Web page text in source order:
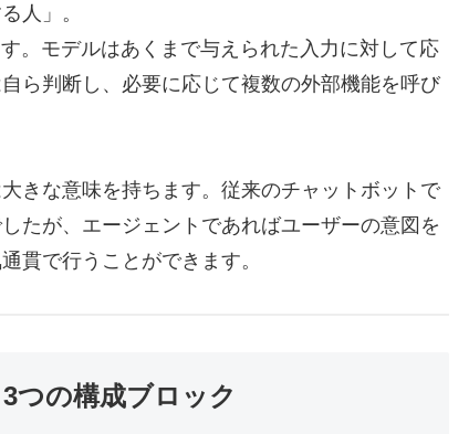
人」。
。モデルはあくまで与えられた入力に対して応
ら判断し、必要に応じて複数の外部機能を呼び
きな意味を持ちます。従来のチャットボットで
たが、エージェントであればユーザーの意図を
貫で行うことができます。
つの構成ブロック